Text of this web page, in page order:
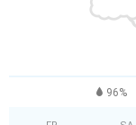
96%